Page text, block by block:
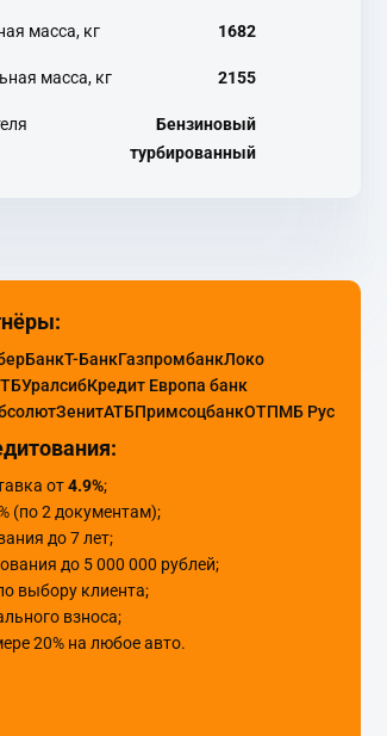
масса, кг
масса, кг
1682
2155
Бензиновый
турбированный
Т-БанкГазпромбанкЛоко
УралсибКредит Европа банк
ЗенитАТБПримсоцбанкОТПМБ Рус
от4.9%;
(по 2 документам);
до 7 лет;
до 5 000 000 рублей;
выбору клиента;
взноса;
20% на любое авто.